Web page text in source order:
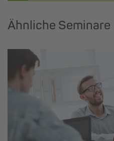
Ähnliche Seminare